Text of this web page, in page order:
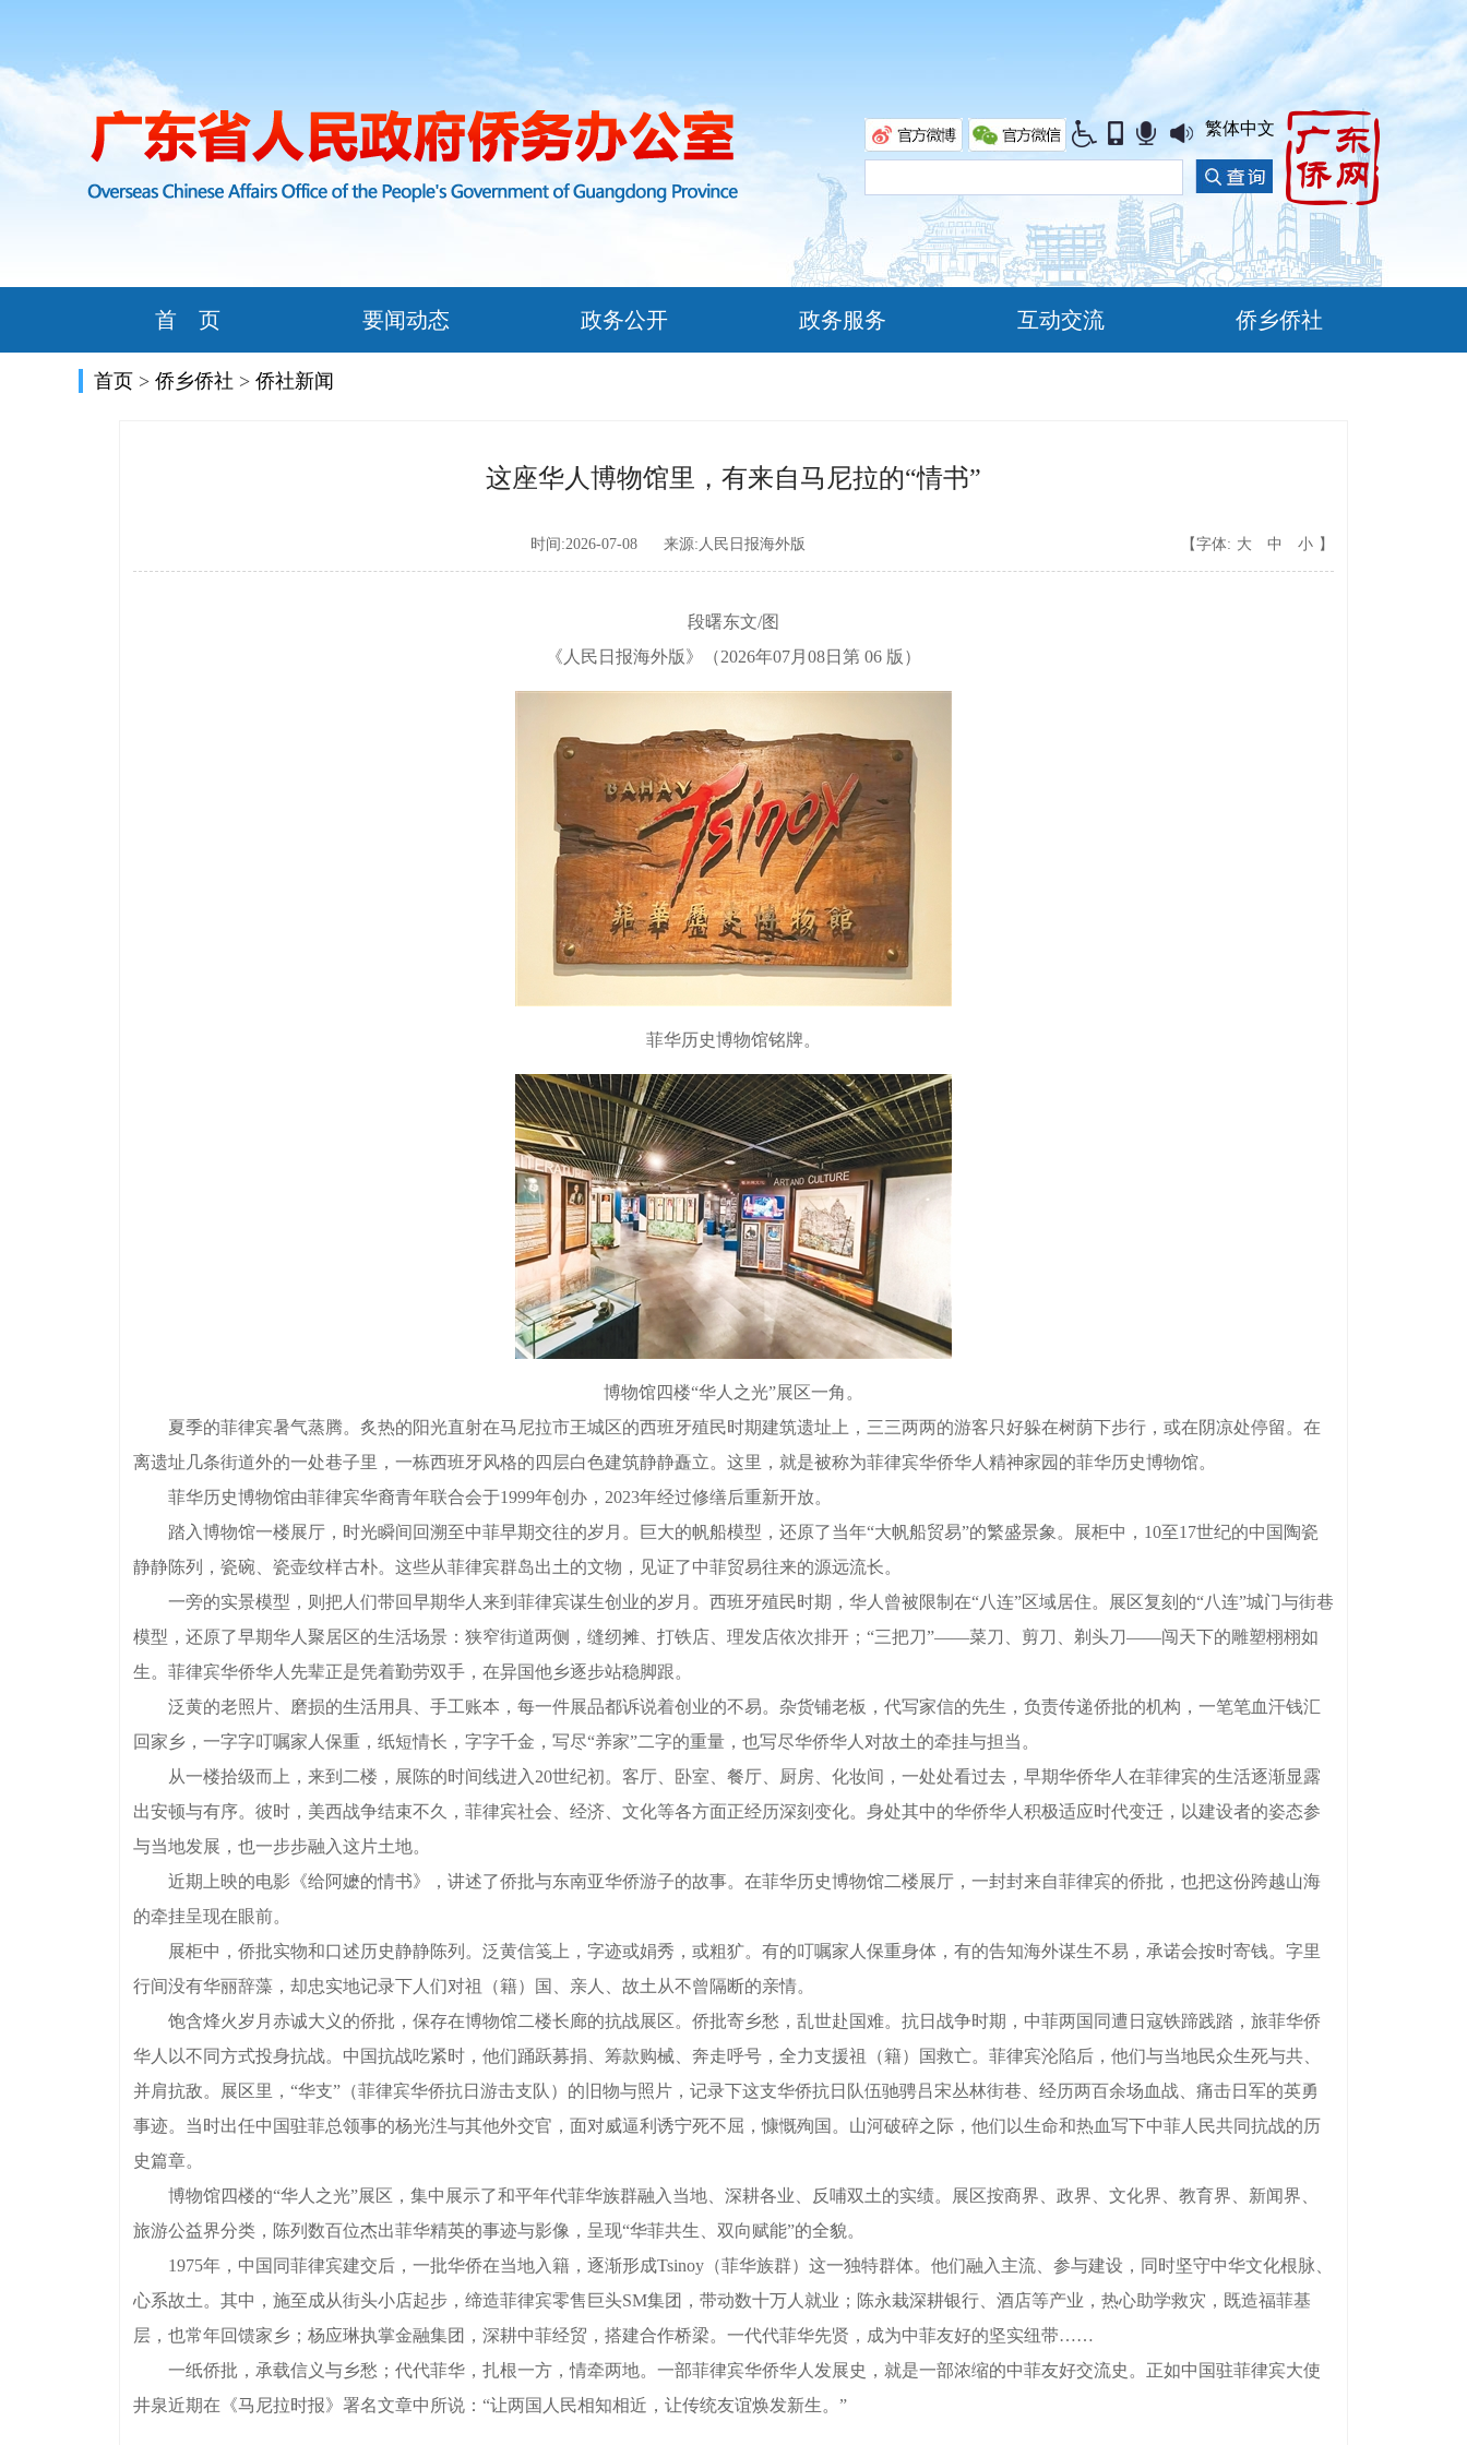
繁体中文
首 页 要闻动态 政务公开 政务服务 互动交流 侨乡侨社
首页 > 侨乡侨社 > 侨社新闻
这座华人博物馆里，有来自马尼拉的“情书”
时间:2026-07-08 来源:人民日报海外版 【字体: 大 中 小 】
段曙东文/图
《人民日报海外版》（2026年07月08日第 06 版）
菲华历史博物馆铭牌。
博物馆四楼“华人之光”展区一角。
夏季的菲律宾暑气蒸腾。炙热的阳光直射在马尼拉市王城区的西班牙殖民时期建筑遗址上，三三两两的游客只好躲在树荫下步行，或在阴凉处停留。在
离遗址几条街道外的一处巷子里，一栋西班牙风格的四层白色建筑静静矗立。这里，就是被称为菲律宾华侨华人精神家园的菲华历史博物馆。
菲华历史博物馆由菲律宾华裔青年联合会于1999年创办，2023年经过修缮后重新开放。
踏入博物馆一楼展厅，时光瞬间回溯至中菲早期交往的岁月。巨大的帆船模型，还原了当年“大帆船贸易”的繁盛景象。展柜中，10至17世纪的中国陶瓷
静静陈列，瓷碗、瓷壶纹样古朴。这些从菲律宾群岛出土的文物，见证了中菲贸易往来的源远流长。
一旁的实景模型，则把人们带回早期华人来到菲律宾谋生创业的岁月。西班牙殖民时期，华人曾被限制在“八连”区域居住。展区复刻的“八连”城门与街巷
模型，还原了早期华人聚居区的生活场景：狭窄街道两侧，缝纫摊、打铁店、理发店依次排开；“三把刀”——菜刀、剪刀、剃头刀——闯天下的雕塑栩栩如
生。菲律宾华侨华人先辈正是凭着勤劳双手，在异国他乡逐步站稳脚跟。
泛黄的老照片、磨损的生活用具、手工账本，每一件展品都诉说着创业的不易。杂货铺老板，代写家信的先生，负责传递侨批的机构，一笔笔血汗钱汇
回家乡，一字字叮嘱家人保重，纸短情长，字字千金，写尽“养家”二字的重量，也写尽华侨华人对故土的牵挂与担当。
从一楼拾级而上，来到二楼，展陈的时间线进入20世纪初。客厅、卧室、餐厅、厨房、化妆间，一处处看过去，早期华侨华人在菲律宾的生活逐渐显露
出安顿与有序。彼时，美西战争结束不久，菲律宾社会、经济、文化等各方面正经历深刻变化。身处其中的华侨华人积极适应时代变迁，以建设者的姿态参
与当地发展，也一步步融入这片土地。
近期上映的电影《给阿嬷的情书》，讲述了侨批与东南亚华侨游子的故事。在菲华历史博物馆二楼展厅，一封封来自菲律宾的侨批，也把这份跨越山海
的牵挂呈现在眼前。
展柜中，侨批实物和口述历史静静陈列。泛黄信笺上，字迹或娟秀，或粗犷。有的叮嘱家人保重身体，有的告知海外谋生不易，承诺会按时寄钱。字里
行间没有华丽辞藻，却忠实地记录下人们对祖（籍）国、亲人、故土从不曾隔断的亲情。
饱含烽火岁月赤诚大义的侨批，保存在博物馆二楼长廊的抗战展区。侨批寄乡愁，乱世赴国难。抗日战争时期，中菲两国同遭日寇铁蹄践踏，旅菲华侨
华人以不同方式投身抗战。中国抗战吃紧时，他们踊跃募捐、筹款购械、奔走呼号，全力支援祖（籍）国救亡。菲律宾沦陷后，他们与当地民众生死与共、
并肩抗敌。展区里，“华支”（菲律宾华侨抗日游击支队）的旧物与照片，记录下这支华侨抗日队伍驰骋吕宋丛林街巷、经历两百余场血战、痛击日军的英勇
事迹。当时出任中国驻菲总领事的杨光泩与其他外交官，面对威逼利诱宁死不屈，慷慨殉国。山河破碎之际，他们以生命和热血写下中菲人民共同抗战的历
史篇章。
博物馆四楼的“华人之光”展区，集中展示了和平年代菲华族群融入当地、深耕各业、反哺双土的实绩。展区按商界、政界、文化界、教育界、新闻界、
旅游公益界分类，陈列数百位杰出菲华精英的事迹与影像，呈现“华菲共生、双向赋能”的全貌。
1975年，中国同菲律宾建交后，一批华侨在当地入籍，逐渐形成Tsinoy（菲华族群）这一独特群体。他们融入主流、参与建设，同时坚守中华文化根脉、
心系故土。其中，施至成从街头小店起步，缔造菲律宾零售巨头SM集团，带动数十万人就业；陈永栽深耕银行、酒店等产业，热心助学救灾，既造福菲基
层，也常年回馈家乡；杨应琳执掌金融集团，深耕中菲经贸，搭建合作桥梁。一代代菲华先贤，成为中菲友好的坚实纽带……
一纸侨批，承载信义与乡愁；代代菲华，扎根一方，情牵两地。一部菲律宾华侨华人发展史，就是一部浓缩的中菲友好交流史。正如中国驻菲律宾大使
井泉近期在《马尼拉时报》署名文章中所说：“让两国人民相知相近，让传统友谊焕发新生。”